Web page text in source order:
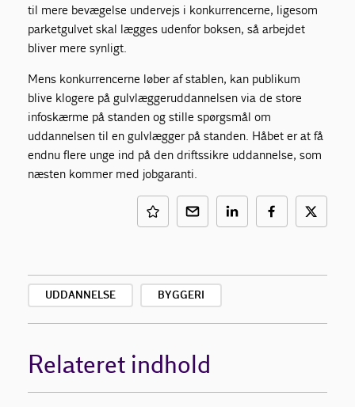
til mere bevægelse undervejs i konkurrencerne, ligesom
parketgulvet skal lægges udenfor boksen, så arbejdet
bliver mere synligt.
Mens konkurrencerne løber af stablen, kan publikum
blive klogere på gulvlæggeruddannelsen via de store
infoskærme på standen og stille spørgsmål om
uddannelsen til en gulvlægger på standen. Håbet er at få
endnu flere unge ind på den driftssikre uddannelse, som
næsten kommer med jobgaranti.
UDDANNELSE BYGGERI
Relateret indhold